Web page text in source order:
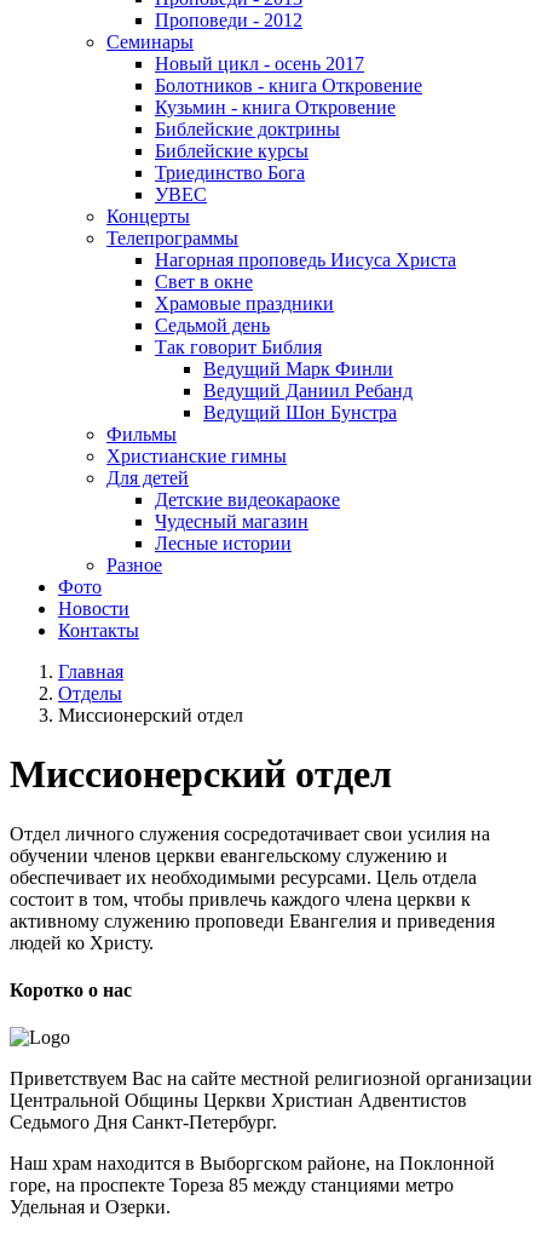
Проповеди - 2012
Семинары
Новый цикл - осень 2017
Болотников - книга Откровение
Кузьмин - книга Откровение
Библейские доктрины
Библейские курсы
Триединство Бога
УВЕС
Концерты
Телепрограммы
Нагорная проповедь Иисуса Христа
Свет в окне
Храмовые праздники
Седьмой день
Так говорит Библия
Ведущий Марк Финли
Ведущий Даниил Ребанд
Ведущий Шон Бунстра
Фильмы
Христианские гимны
Для детей
Детские видеокараоке
Чудесный магазин
Лесные истории
Разное
Фото
Новости
Контакты
Главная
Отделы
Миссионерский отдел
Миссионерский отдел
Отдел личного служения сосредотачивает свои усилия на
обучении членов церкви евангельскому служению и
обеспечивает их необходимыми ресурсами. Цель отдела
состоит в том, чтобы привлечь каждого члена церкви к
активному служению проповеди Евангелия и приведения
людей ко Христу.
Коротко о нас
Приветствуем Вас на сайте местной религиозной организации
Центральной Общины Церкви Христиан Адвентистов
Седьмого Дня Санкт-Петербург.
Наш храм находится в Выборгском районе, на Поклонной
горе, на проспекте Тореза 85 между станциями метро
Удельная и Озерки.